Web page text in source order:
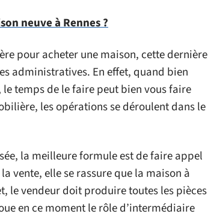
neuve à Rennes ?
pour acheter une maison, cette dernière
administratives. En effet, quand bien
temps de le faire peut bien vous faire
les opérations se déroulent dans le
la meilleure formule est de faire appel
vente, elle se rassure que la maison à
le vendeur doit produire toutes les pièces
en ce moment le rôle d’intermédiaire